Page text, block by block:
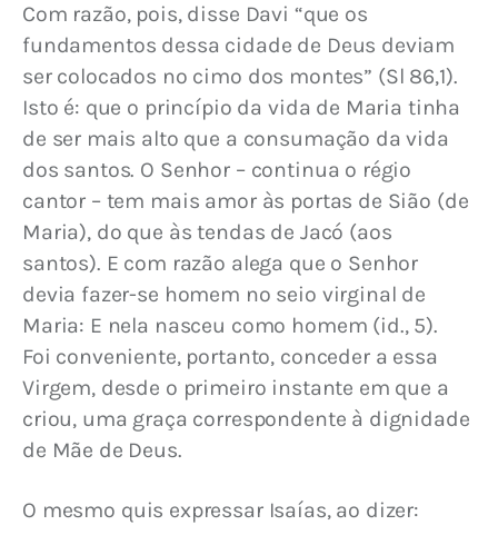
Com razão, pois, disse Davi “que os
fundamentos dessa cidade de Deus deviam
ser colocados no cimo dos montes” (Sl 86,1).
Isto é: que o princípio da vida de Maria tinha
de ser mais alto que a consumação da vida
dos santos. O Senhor – continua o régio
cantor – tem mais amor às portas de Sião (de
Maria), do que às tendas de Jacó (aos
santos). E com razão alega que o Senhor
devia fazer-se homem no seio virginal de
Maria: E nela nasceu como homem (id., 5).
Foi conveniente, portanto, conceder a essa
Virgem, desde o primeiro instante em que a
criou, uma graça correspondente à dignidade
de Mãe de Deus.
O mesmo quis expressar Isaías, ao dizer: